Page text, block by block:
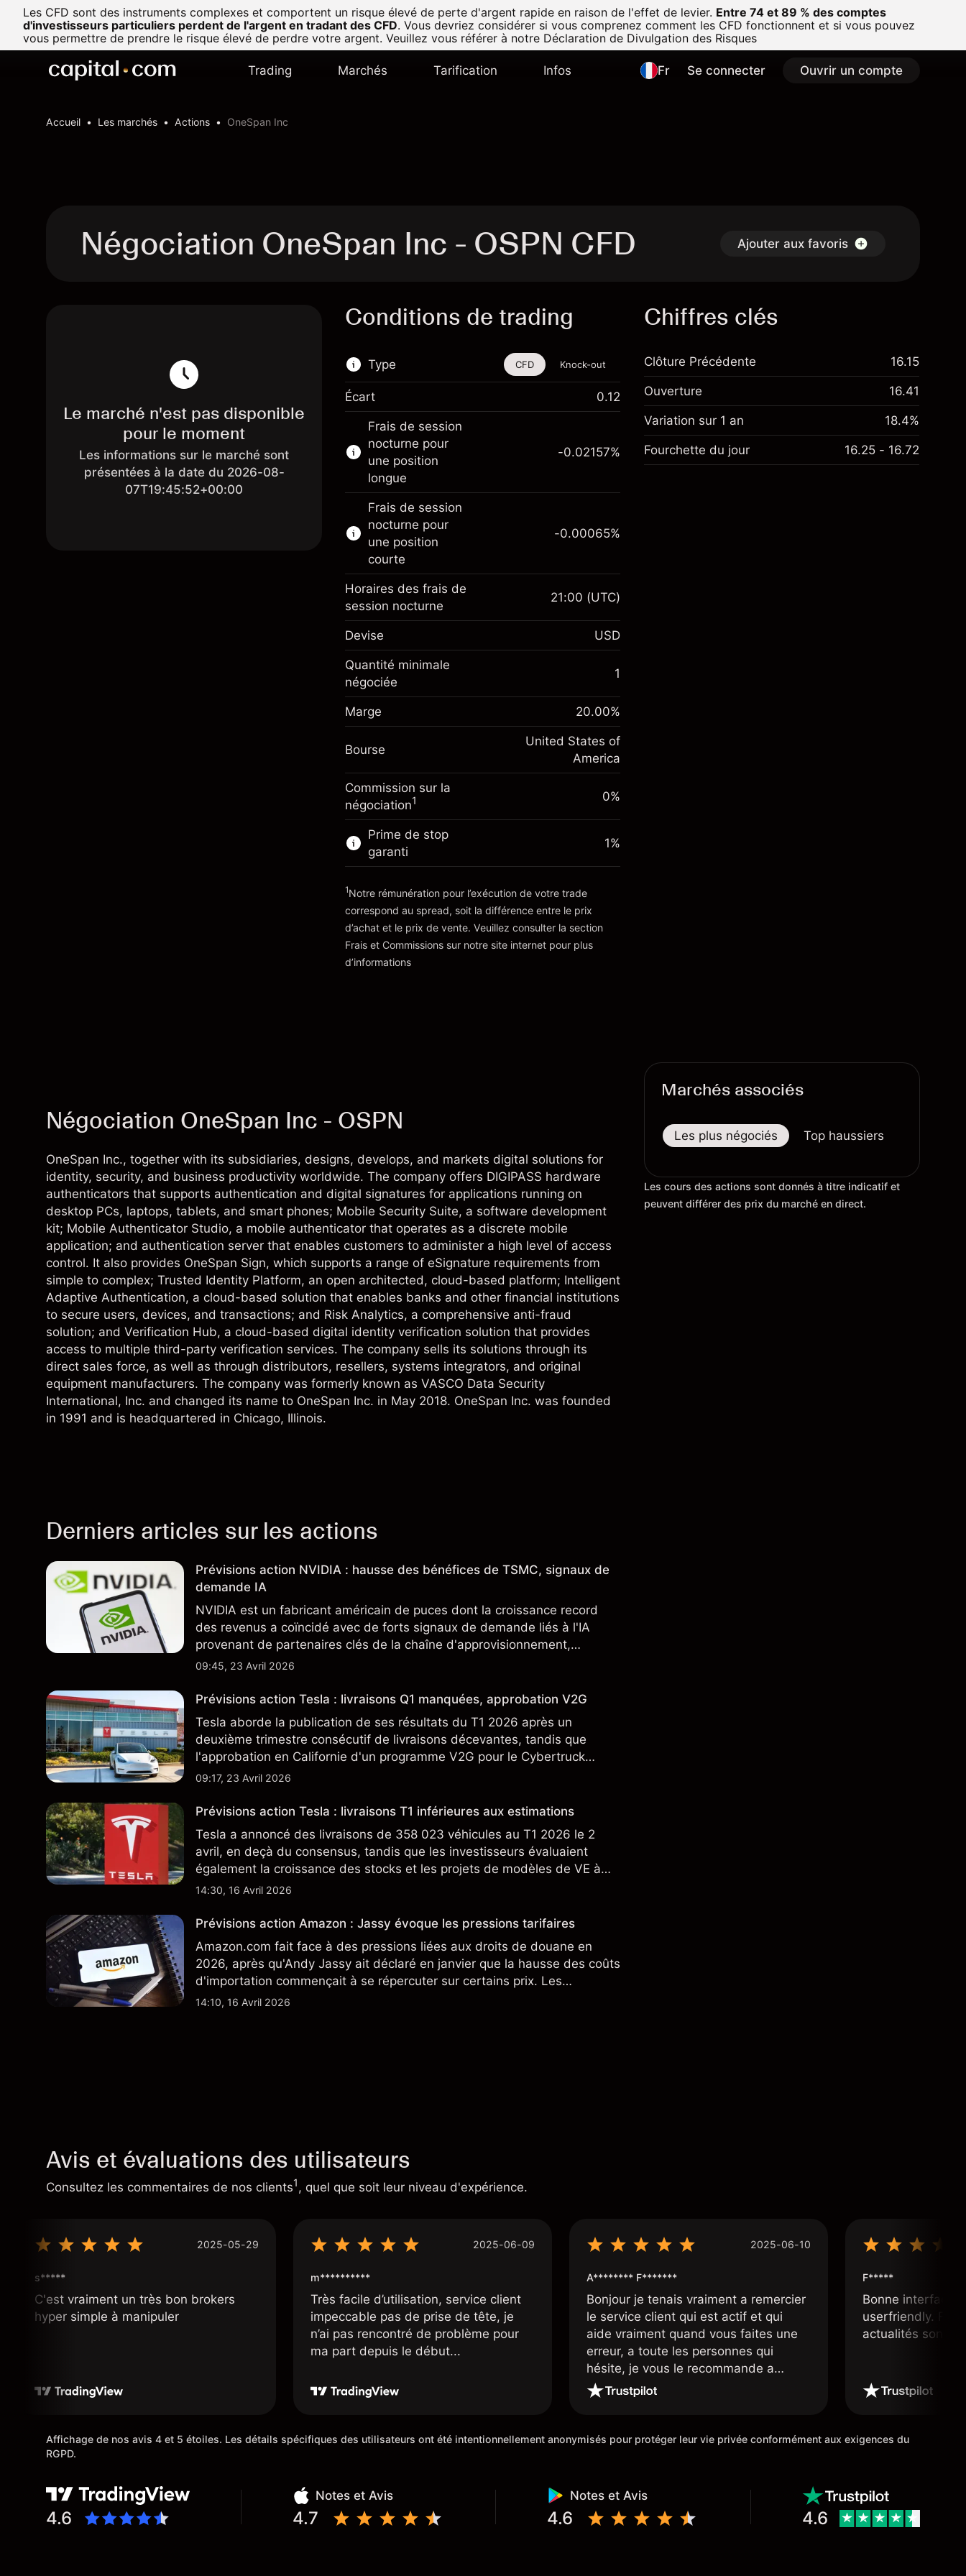
Les CFD sont des instruments complexes et comportent un risque élevé de perte d'argent rapide en raison de l'effet de levier. Entre 74 et 89 % des comptes
d'investisseurs particuliers perdent de l'argent en tradant des CFD. Vous devriez considérer si vous comprenez comment les CFD fonctionnent et si vous pouvez
vous permettre de prendre le risque élevé de perdre votre argent. Veuillez vous référer à notre Déclaration de Divulgation des Risques
Trading Marchés Tarification Infos Fr Se connecter Ouvrir un compte
Accueil Les marchés Actions OneSpan Inc
Négociation OneSpan Inc - OSPN CFD Ajouter aux favoris
Le marché n'est pas disponible
pour le moment
Les informations sur le marché sont
présentées à la date du 2026-08-
07T19:45:52+00:00
Conditions de trading
Type
Cet instrument financier est disponible pour le
trading via les CFD et les Knock-outs.
En savoir plus sur :
CFD
Knock-outs
CFD Knock-out
Écart 0.12
Frais de session
nocturne pour
une position
longue
Marge. Votre
investissement
overnight
Frais sur la valeur totale de la
-0.021568
Taille de la position avec effet de levier
Valeur nominale avec effet de levier
Vers la plateforme
-0.02157%
Frais de session
nocturne pour
une position
courte
Marge. Votre
$1,000.00
Ajustement des fonds de
overnight
position
-0.000654
(-$0.03)
Taille de la position avec effet de levier
~$5,000.00
Valeur nominale avec effet de levier
~$4,000.00
Vers la plateforme
-0.00065%
Horaires des frais de
session nocturne
21:00 (UTC)
Devise USD
Quantité minimale
négociée
1
Marge 20.00%
Bourse
United States of
America
Commission sur la
négociation1 0%
Prime de stop
garanti
'Tarifs et Frais
1%
1Notre rémunération pour l’exécution de votre trade
correspond au spread, soit la différence entre le prix
d’achat et le prix de vente. Veuillez consulter la section
Frais et Commissions sur notre site internet pour plus
d’informations
Chiffres clés
Clôture Précédente 16.15
Ouverture 16.41
Variation sur 1 an 18.4%
Fourchette du jour 16.25 - 16.72
Négociation OneSpan Inc - OSPN
OneSpan Inc., together with its subsidiaries, designs, develops, and markets digital solutions for
identity, security, and business productivity worldwide. The company offers DIGIPASS hardware
authenticators that supports authentication and digital signatures for applications running on
desktop PCs, laptops, tablets, and smart phones; Mobile Security Suite, a software development
kit; Mobile Authenticator Studio, a mobile authenticator that operates as a discrete mobile
application; and authentication server that enables customers to administer a high level of access
control. It also provides OneSpan Sign, which supports a range of eSignature requirements from
simple to complex; Trusted Identity Platform, an open architected, cloud-based platform; Intelligent
Adaptive Authentication, a cloud-based solution that enables banks and other financial institutions
to secure users, devices, and transactions; and Risk Analytics, a comprehensive anti-fraud
solution; and Verification Hub, a cloud-based digital identity verification solution that provides
access to multiple third-party verification services. The company sells its solutions through its
direct sales force, as well as through distributors, resellers, systems integrators, and original
equipment manufacturers. The company was formerly known as VASCO Data Security
International, Inc. and changed its name to OneSpan Inc. in May 2018. OneSpan Inc. was founded
in 1991 and is headquartered in Chicago, Illinois.
Derniers articles sur les actions
Prévisions action NVIDIA : hausse des bénéfices de TSMC, signaux de
demande IA
NVIDIA est un fabricant américain de puces dont la croissance record
des revenus a coïncidé avec de forts signaux de demande liés à l'IA
provenant de partenaires clés de la chaîne d'approvisionnement,
notamment TSMC et ASML. Les performances passées ne préjugent pas
09:45, 23 Avril 2026
Prévisions action Tesla : livraisons Q1 manquées, approbation V2G
Tesla aborde la publication de ses résultats du T1 2026 après un
deuxième trimestre consécutif de livraisons décevantes, tandis que
l'approbation en Californie d'un programme V2G pour le Cybertruck
ajoute un nouveau développement à son activité énergétique.
09:17, 23 Avril 2026
Prévisions action Tesla : livraisons T1 inférieures aux estimations
Tesla a annoncé des livraisons de 358 023 véhicules au T1 2026 le 2
avril, en deçà du consensus, tandis que les investisseurs évaluaient
également la croissance des stocks et les projets de modèles de VE à
moindre coût, dont un nouveau SUV. Découvrez les objectifs de cours
14:30, 16 Avril 2026
Prévisions action Amazon : Jassy évoque les pressions tarifaires
Amazon.com fait face à des pressions liées aux droits de douane en
2026, après qu'Andy Jassy ait déclaré en janvier que la hausse des coûts
d'importation commençait à se répercuter sur certains prix. Les
performances passées ne préjugent pas des résultats futurs.
14:10, 16 Avril 2026
Marchés associés
Les plus négociés Top haussiers
Les cours des actions sont donnés à titre indicatif et
peuvent différer des prix du marché en direct.
Avis et évaluations des utilisateurs
Consultez les commentaires de nos clients1, quel que soit leur niveau d'expérience.
2025-05-29
s*****
C'est vraiment un très bon brokers
hyper simple à manipuler
2025-06-09
m**********
Très facile d’utilisation, service client
impeccable pas de prise de tête, je
n’ai pas rencontré de problème pour
ma part depuis le début...
2025-06-10
A******** F*******
Bonjour je tenais vraiment a remercier
le service client qui est actif et qui
aide vraiment quand vous faites une
erreur, a toute les personnes qui
hésite, je vous le recommande a
100%. Un courtier très fiable et digne
F*****
Bonne interface
userfriendly.
actualités sont
Affichage de nos avis 4 et 5 étoiles. Les détails spécifiques des utilisateurs ont été intentionnellement anonymisés pour protéger leur vie privée conformément aux exigences du
RGPD.
4.6
Notes et Avis
4.7
Notes et Avis
4.6 4.6